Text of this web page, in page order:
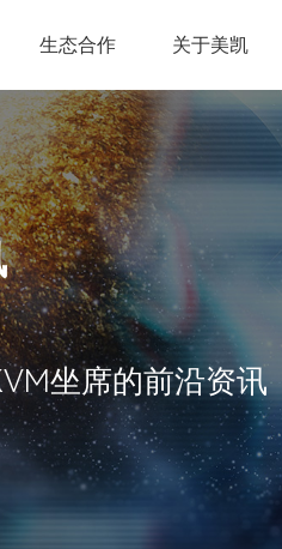
生态合作 关于美凯
坐席的前沿资讯